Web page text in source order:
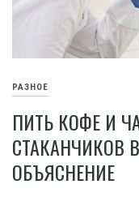
РАЗНОЕ
ПИТЬ КОФЕ И
СТАКАНЧИКОВ
ОБЪЯСНЕНИЕ